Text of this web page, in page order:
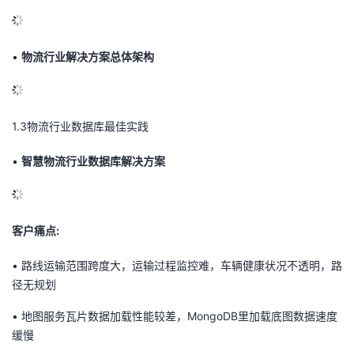
• 物流行业解决方案总体架构
1.3物流行业数据库最佳实践
• 智慧物流行业数据库解决方案
客户痛点:
• 路线运输范围跨度大，运输过程监控难，车辆健康状况不透明，路
径无规划
• 地图服务瓦片数据加载性能较差，MongoDB里加载底图数据速度
缓慢